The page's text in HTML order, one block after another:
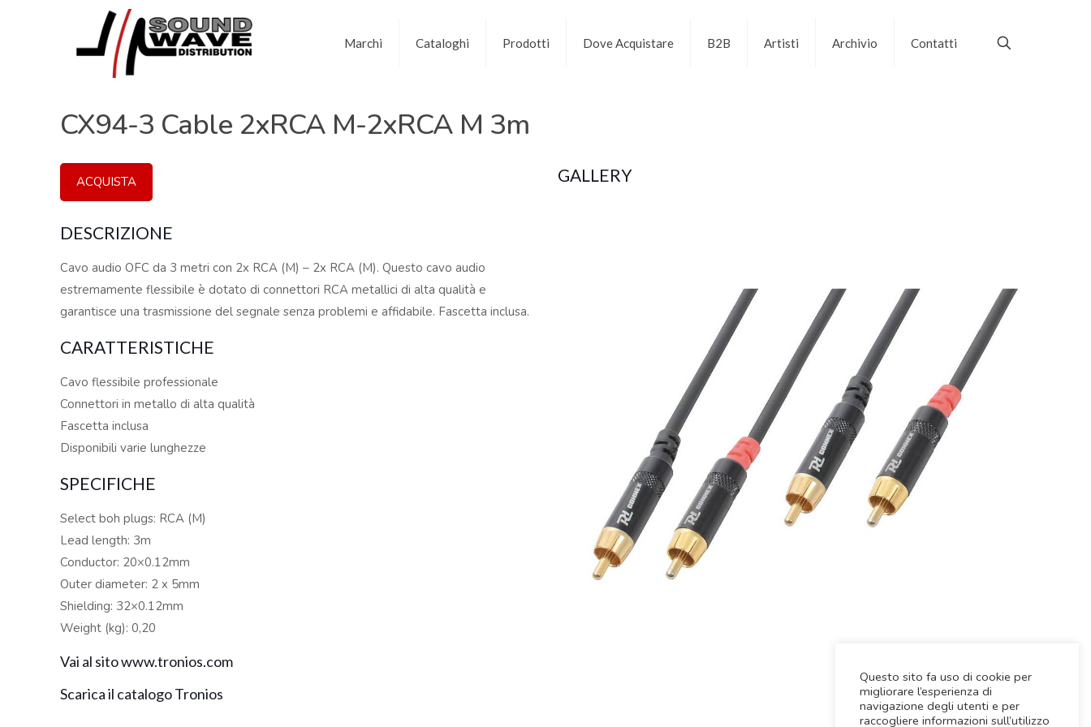
Marchi Cataloghi Prodotti Dove Acquistare B2B Artisti Archivio Contatti
CX94-3 Cable 2xRCA M-2xRCA M 3m
ACQUISTA
DESCRIZIONE
Cavo audio OFC da 3 metri con 2x RCA (M) – 2x RCA (M). Questo cavo audio
estremamente flessibile è dotato di connettori RCA metallici di alta qualità e
garantisce una trasmissione del segnale senza problemi e affidabile. Fascetta inclusa.
CARATTERISTICHE
Cavo flessibile professionale
Connettori in metallo di alta qualità
Fascetta inclusa
Disponibili varie lunghezze
SPECIFICHE
Select boh plugs: RCA (M)
Lead length: 3m
Conductor: 20×0.12mm
Outer diameter: 2 x 5mm
Shielding: 32×0.12mm
Weight (kg): 0,20
Vai al sito www.tronios.com
Scarica il catalogo Tronios
GALLERY
Questo sito fa uso di cookie per
migliorare l’esperienza di
navigazione degli utenti e per
raccogliere informazioni sull’utilizzo